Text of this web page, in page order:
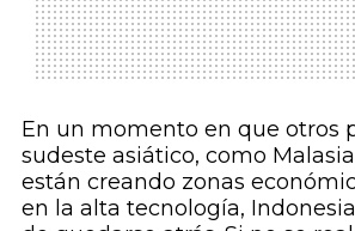
En un momento en que otros
sudeste asiático, como
están creando zonas
en la alta tecnología,